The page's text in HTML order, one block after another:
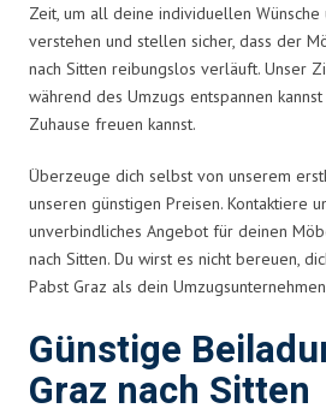
Zeit, um all deine individuellen
verstehen und stellen sicher, dass der
nach Sitten reibungslos verläuft. Unser
während des Umzugs entspannen
Zuhause freuen kannst.
Überzeuge dich selbst von unserem
unseren günstigen Preisen. Kontaktiere
unverbindliches Angebot für deinen
nach Sitten. Du wirst es nicht bereuen,
Pabst Graz als dein
Günstige
Graz nach Sitten